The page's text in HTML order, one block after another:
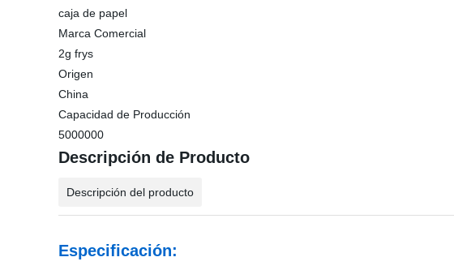
caja de papel
Marca Comercial
2g frys
Origen
China
Capacidad de Producción
5000000
Descripción de Producto
Descripción del producto
Especificación: